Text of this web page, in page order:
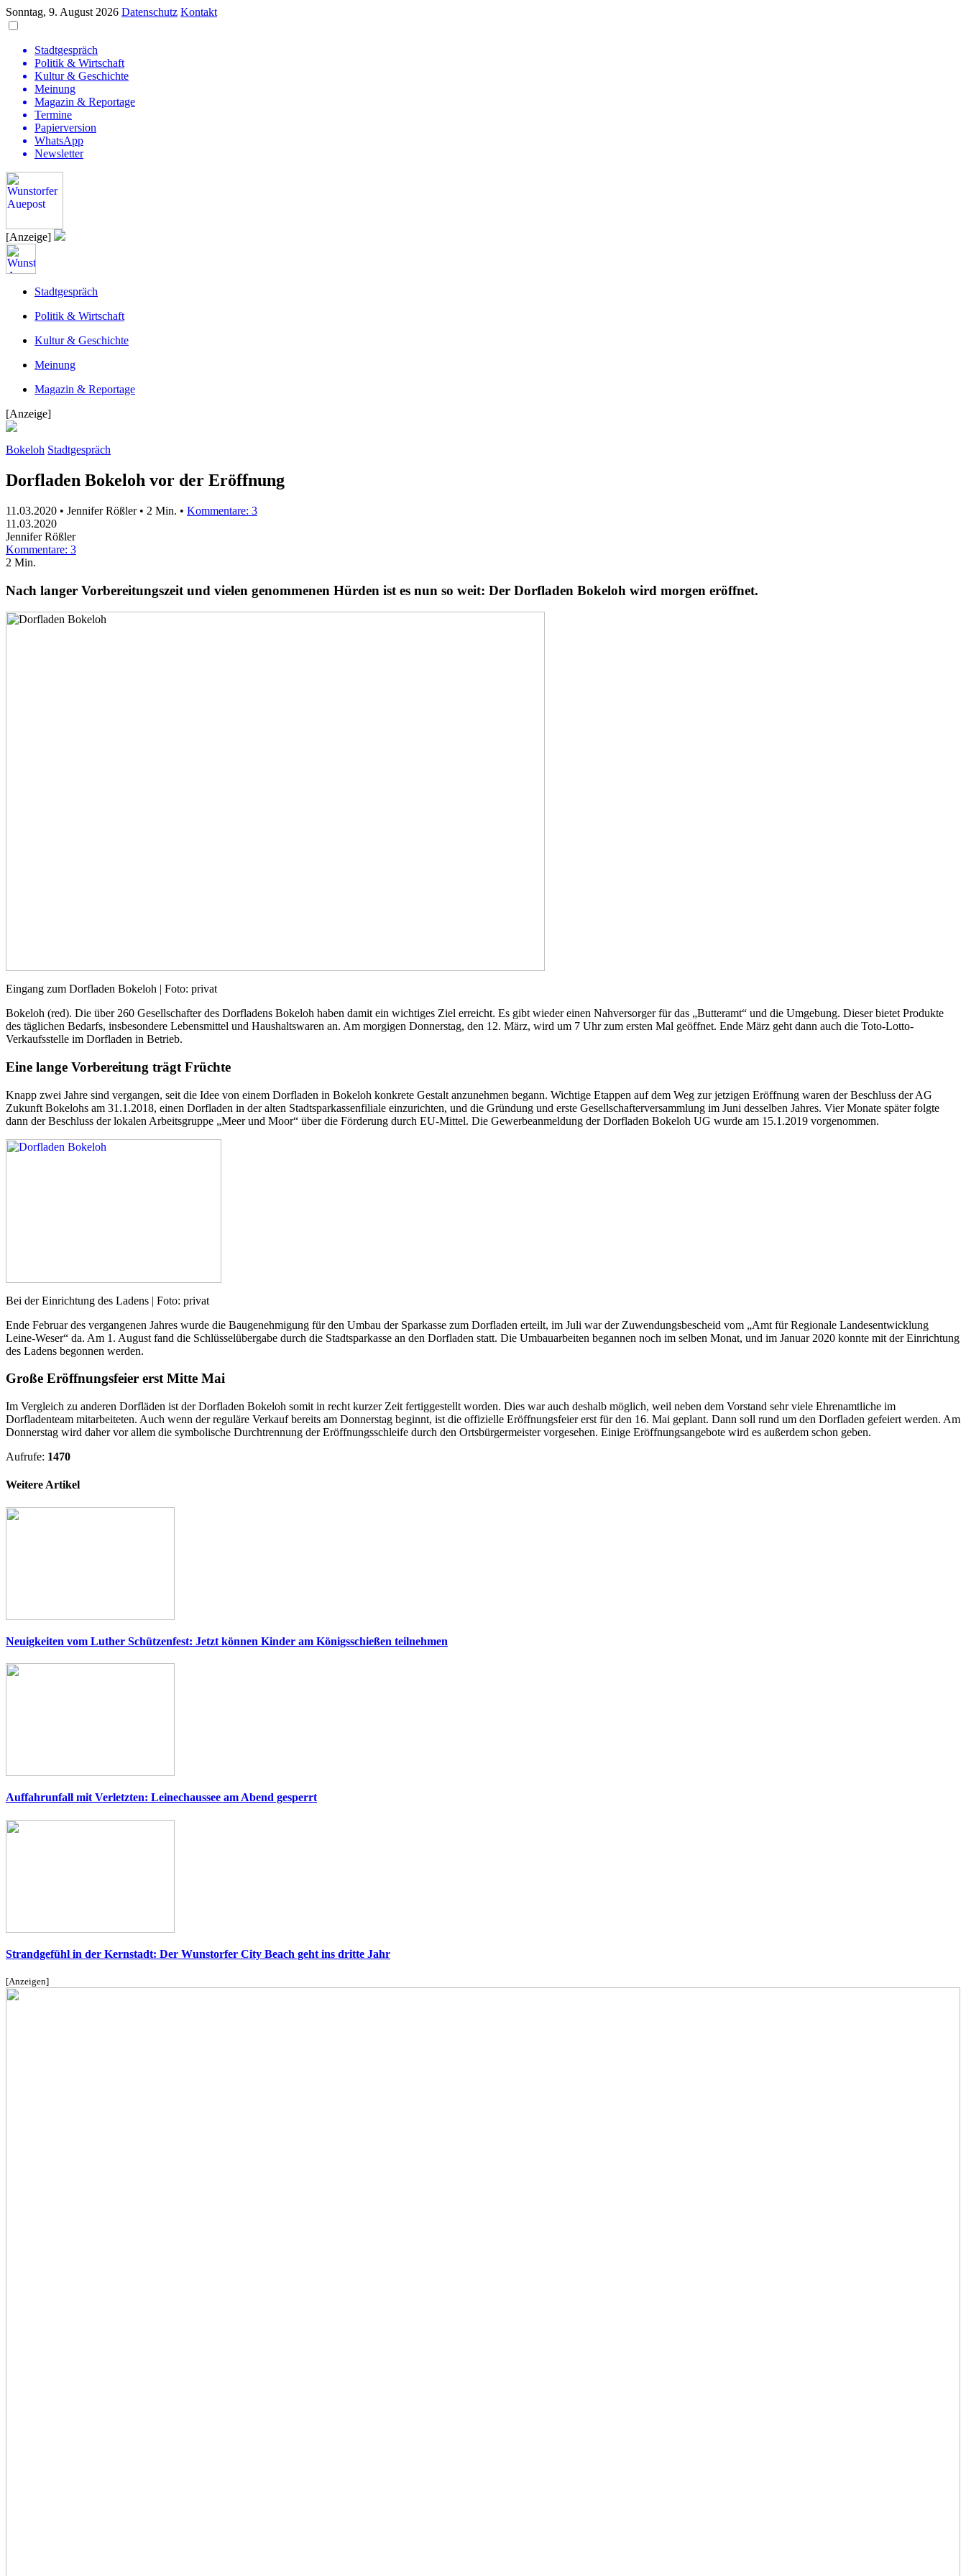
Sonntag, 9. August 2026 Datenschutz Kontakt
Stadtgespräch
Politik & Wirtschaft
Kultur & Geschichte
Meinung
Magazin & Reportage
Termine
Papierversion
WhatsApp
Newsletter
[Anzeige]
Stadtgespräch
Politik & Wirtschaft
Kultur & Geschichte
Meinung
Magazin & Reportage
[Anzeige]
Bokeloh Stadtgespräch
Dorfladen Bokeloh vor der Eröffnung
11.03.2020 • Jennifer Rößler • 2 Min. • Kommentare: 3
11.03.2020
Jennifer Rößler
Kommentare: 3
2 Min.
Nach langer Vorbereitungszeit und vielen genommenen Hürden ist es nun so weit: Der Dorfladen Bokeloh wird morgen eröffnet.
Eingang zum Dorfladen Bokeloh | Foto: privat
Bokeloh (red). Die über 260 Gesellschafter des Dorfladens Bokeloh haben damit ein wichtiges Ziel erreicht. Es gibt wieder einen Nahversorger für das „Butteramt“ und die Umgebung. Dieser bietet Produkte
des täglichen Bedarfs, insbesondere Lebensmittel und Haushaltswaren an. Am morgigen Donnerstag, den 12. März, wird um 7 Uhr zum ersten Mal geöffnet. Ende März geht dann auch die Toto-Lotto-
Verkaufsstelle im Dorfladen in Betrieb.
Eine lange Vorbereitung trägt Früchte
Knapp zwei Jahre sind vergangen, seit die Idee von einem Dorfladen in Bokeloh konkrete Gestalt anzunehmen begann. Wichtige Etappen auf dem Weg zur jetzigen Eröffnung waren der Beschluss der AG
Zukunft Bokelohs am 31.1.2018, einen Dorfladen in der alten Stadtsparkassenfiliale einzurichten, und die Gründung und erste Gesellschafterversammlung im Juni desselben Jahres. Vier Monate später folgte
dann der Beschluss der lokalen Arbeitsgruppe „Meer und Moor“ über die Förderung durch EU-Mittel. Die Gewerbeanmeldung der Dorfladen Bokeloh UG wurde am 15.1.2019 vorgenommen.
Bei der Einrichtung des Ladens | Foto: privat
Ende Februar des vergangenen Jahres wurde die Baugenehmigung für den Umbau der Sparkasse zum Dorfladen erteilt, im Juli war der Zuwendungsbescheid vom „Amt für Regionale Landesentwicklung
Leine-Weser“ da. Am 1. August fand die Schlüsselübergabe durch die Stadtsparkasse an den Dorfladen statt. Die Umbauarbeiten begannen noch im selben Monat, und im Januar 2020 konnte mit der Einrichtung
des Ladens begonnen werden.
Große Eröffnungsfeier erst Mitte Mai
Im Vergleich zu anderen Dorfläden ist der Dorfladen Bokeloh somit in recht kurzer Zeit fertiggestellt worden. Dies war auch deshalb möglich, weil neben dem Vorstand sehr viele Ehrenamtliche im
Dorfladenteam mitarbeiteten. Auch wenn der reguläre Verkauf bereits am Donnerstag beginnt, ist die offizielle Eröffnungsfeier erst für den 16. Mai geplant. Dann soll rund um den Dorfladen gefeiert werden. Am
Donnerstag wird daher vor allem die symbolische Durchtrennung der Eröffnungsschleife durch den Ortsbürgermeister vorgesehen. Einige Eröffnungsangebote wird es außerdem schon geben.
Aufrufe: 1470
Weitere Artikel
Neuigkeiten vom Luther Schützenfest: Jetzt können Kinder am Königsschießen teilnehmen
Auffahrunfall mit Verletzten: Leinechaussee am Abend gesperrt
Strandgefühl in der Kernstadt: Der Wunstorfer City Beach geht ins dritte Jahr
[Anzeigen]